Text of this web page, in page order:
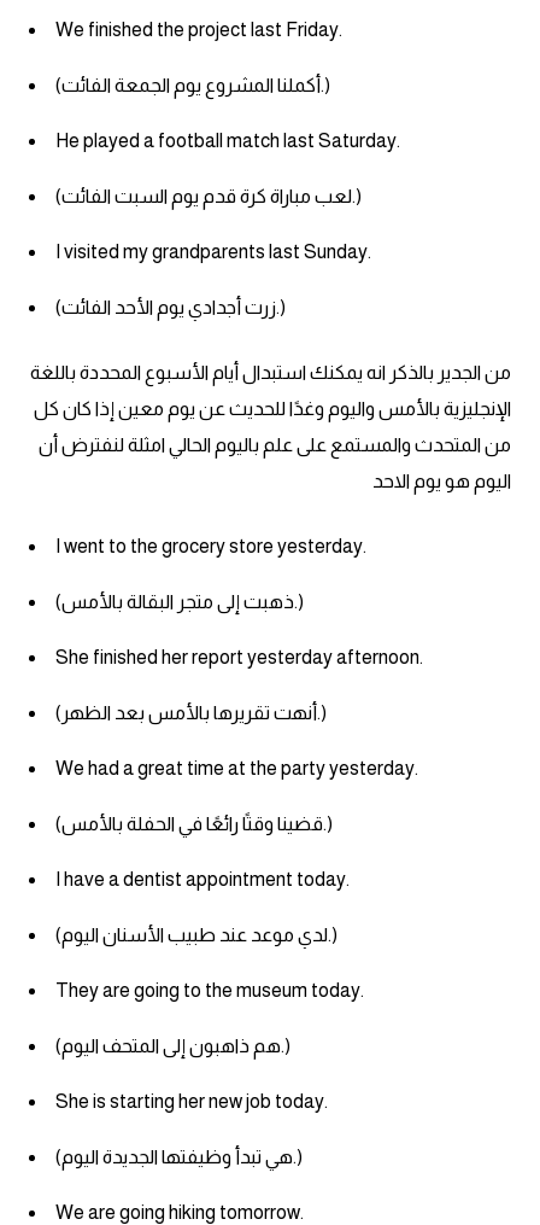
We finished the project last Friday.
(أكملنا المشروع يوم الجمعة الفائت.)
He played a football match last Saturday.
(لعب مباراة كرة قدم يوم السبت الفائت.)
I visited my grandparents last Sunday.
(زرت أجدادي يوم الأحد الفائت.)
من الجدير بالذكر انه يمكنك استبدال أيام الأسبوع المحددة باللغة
الإنجليزية بالأمس واليوم وغدًا للحديث عن يوم معين إذا كان كل
من المتحدث والمستمع على علم باليوم الحالي امثلة لنفترض أن
اليوم هو يوم الاحد
I went to the grocery store yesterday.
(ذهبت إلى متجر البقالة بالأمس.)
She finished her report yesterday afternoon.
(أنهت تقريرها بالأمس بعد الظهر.)
We had a great time at the party yesterday.
(قضينا وقتًا رائعًا في الحفلة بالأمس.)
I have a dentist appointment today.
(لدي موعد عند طبيب الأسنان اليوم.)
They are going to the museum today.
(هم ذاهبون إلى المتحف اليوم.)
She is starting her new job today.
(هي تبدأ وظيفتها الجديدة اليوم.)
We are going hiking tomorrow.